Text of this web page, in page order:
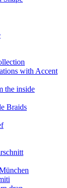
with Accent
the inside
Braids